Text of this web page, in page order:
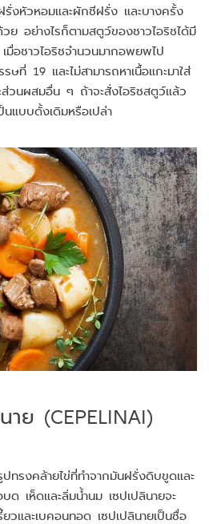
รั่งหัวหอมและผักชีฝรั่ง และบางครั้ง
วย อย่างไรก็ตามสตูว์ของชาวไอริชได้มี
มื่อชาวไอริชจำนวนมากอพยพไป
ษที่ 19 และไม่สามารถหาเนื้อแกะมาใส่
วนผสมอื่น ๆ ถ้าจะสั่งไอริชสตูว์แล้ว
นแบบดั้งเดิมหรือเปล่า
าย (CEPELINAI)
ทรงคล้ายไข่ที่ทำจากมันฝรั่งดิบขูดและ
ด เห็ดและลิ่มน้ำนม เซปเปลินายจะ
วและเบคอนทอด เซปเปลินายเป็นชื่อ